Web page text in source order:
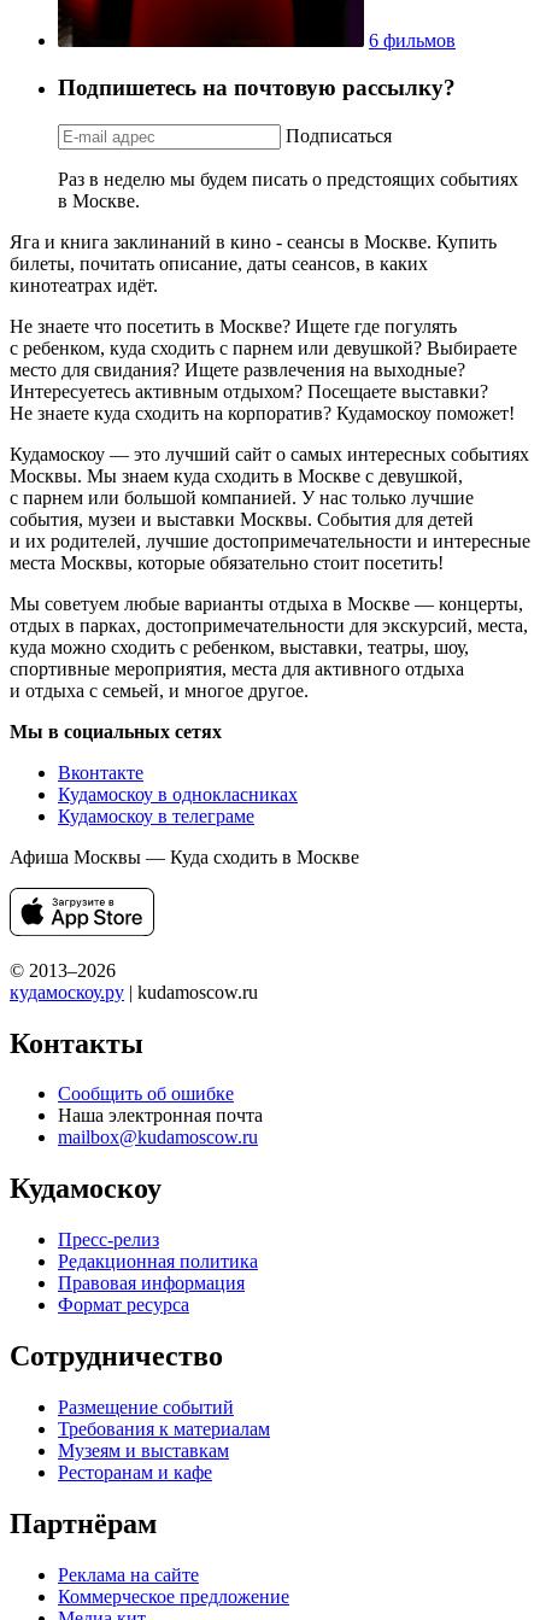
6 фильмов
Подпишетесь на почтовую рассылку?
Подписаться
Раз в неделю мы будем писать о предстоящих событиях
в Москве.
Яга и книга заклинаний в кино - сеансы в Москве. Купить
билеты, почитать описание, даты сеансов, в каких
кинотеатрах идёт.
Не знаете что посетить в Москве? Ищете где погулять
с ребенком, куда сходить с парнем или девушкой? Выбираете
место для свидания? Ищете развлечения на выходные?
Интересуетесь активным отдыхом? Посещаете выставки?
Не знаете куда сходить на корпоратив? Кудамоскоу поможет!
Кудамоскоу — это лучший сайт о самых интересных событиях
Москвы. Мы знаем куда сходить в Москве с девушкой,
с парнем или большой компанией. У нас только лучшие
события, музеи и выставки Москвы. События для детей
и их родителей, лучшие достопримечательности и интересные
места Москвы, которые обязательно стоит посетить!
Мы советуем любые варианты отдыха в Москве — концерты,
отдых в парках, достопримечательности для экскурсий, места,
куда можно сходить с ребенком, выставки, театры, шоу,
спортивные мероприятия, места для активного отдыха
и отдыха с семьей, и многое другое.
Мы в социальных сетях
Вконтакте
Кудамоскоу в однокласниках
Кудамоскоу в телеграме
Афиша Москвы — Куда сходить в Москве
© 2013–2026
кудамоскоу.ру | kudamoscow.ru
Контакты
Сообщить об ошибке
Наша электронная почта
mailbox@kudamoscow.ru
Кудамоскоу
Пресс-релиз
Редакционная политика
Правовая информация
Формат ресурса
Сотрудничество
Размещение событий
Требования к материалам
Музеям и выставкам
Ресторанам и кафе
Партнёрам
Реклама на сайте
Коммерческое предложение